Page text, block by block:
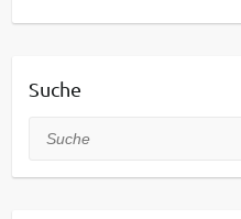
Suche
Suche